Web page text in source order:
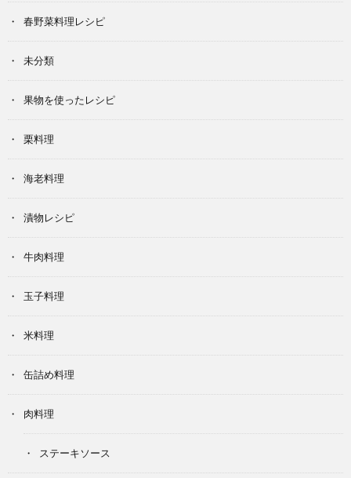
春野菜料理レシピ
未分類
果物を使ったレシピ
栗料理
海老料理
漬物レシピ
牛肉料理
玉子料理
米料理
缶詰め料理
肉料理
ステーキソース